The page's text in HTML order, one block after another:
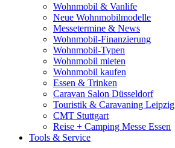
Wohnmobil & Vanlife
Neue Wohnmobilmodelle
Messetermine & News
Wohnmobil-Finanzierung
Wohnmobil-Typen
Wohnmobil mieten
Wohnmobil kaufen
Essen & Trinken
Caravan Salon Düsseldorf
Touristik & Caravaning Leipzig
CMT Stuttgart
Reise + Camping Messe Essen
Tools & Service